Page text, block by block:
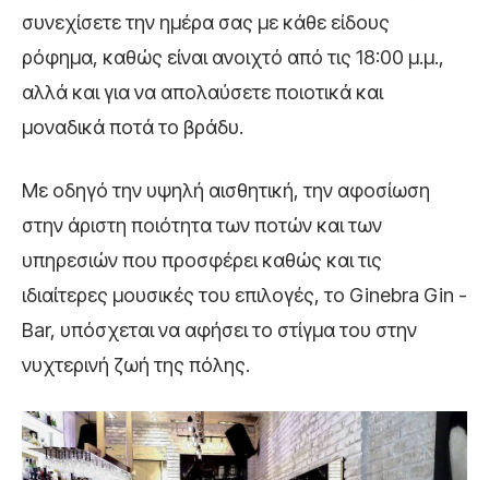
συνεχίσετε την ημέρα σας με κάθε είδους
ρόφημα, καθώς είναι ανοιχτό από τις 18:00 μ.μ.,
αλλά και για να απολαύσετε ποιοτικά και
μοναδικά ποτά το βράδυ.
Με οδηγό την υψηλή αισθητική, την αφοσίωση
στην άριστη ποιότητα των ποτών και των
υπηρεσιών που προσφέρει καθώς και τις
ιδιαίτερες μουσικές του επιλογές, το Ginebra Gin -
Bar, υπόσχεται να αφήσει το στίγμα του στην
νυχτερινή ζωή της πόλης.